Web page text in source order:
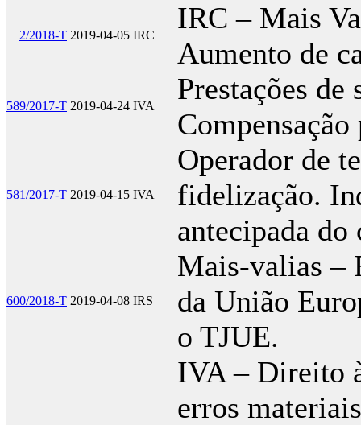
2/2018-T 2019-04-05 IRC
IRC – Mais
Aumento de
589/2017-T 2019-04-24 IVA
Prestações
581/2017-T 2019-04-15 IVA
Operador de
fidelização.
antecipada
600/2018-T 2019-04-08 IRS
Mais-valias –
da União
o TJUE.
IVA – Direito
erros